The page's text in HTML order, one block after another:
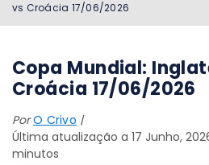
vs Croácia 17/06/2026
Copa Mundial:
Croácia 17/06/2026
PorO Crivo
Última atualização a 17 Junho,
minutos